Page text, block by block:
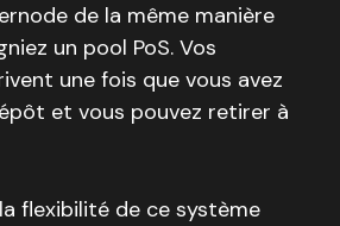
de la même manière
un pool PoS. Vos
une fois que vous avez
et vous pouvez retirer à
flexibilité de ce système